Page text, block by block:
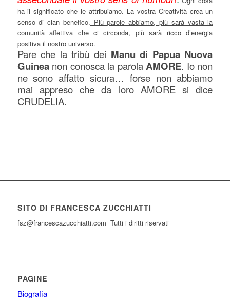
ha il significato che le attribuiamo. La vostra Creatività crea un
senso di clan benefico. Più parole abbiamo, più sarà vasta la
comunità affettiva che ci circonda, più sarà ricco d’energia
positiva il nostro universo.
Pare che la tribù dei Manu di Papua Nuova
Guineanon conosca la parolaAMORE. Io non
ne sono affatto sicura… forse non abbiamo
mai appreso che da loro AMORE si dice
CRUDELIA.
SITO DI FRANCESCA ZUCCHIATTI
fsz@francescazucchiatti.com Tutti i diritti riservati
PAGINE
Biografia